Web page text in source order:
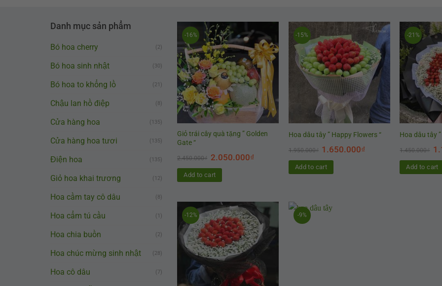
Danh mục sản phẩm
Bó hoa cherry (2)
Bó hoa sinh nhật (30)
Bó hoa to khổng lồ (21)
Chậu lan hồ điệp (8)
Cửa hàng hoa (135)
Cửa hàng hoa tươi (135)
Điện hoa (135)
Giỏ hoa khai trương (12)
Hoa cầm tay cô dâu (8)
Hoa cẩm tú cầu (1)
Hoa chia buồn (2)
Hoa chúc mừng sinh nhật (28)
Hoa cô dâu (7)
-16%
Giỏ trái cây quà tặng ” Golden
Gate “
2.450.000₫ 2.050.000₫
Add to cart
-15%
Hoa dâu tây ” Happy Flowers “
1.950.000₫ 1.650.000₫
Add to cart
-21%
Hoa dâu tây
1.450.000₫
Add to cart
-12% -9%